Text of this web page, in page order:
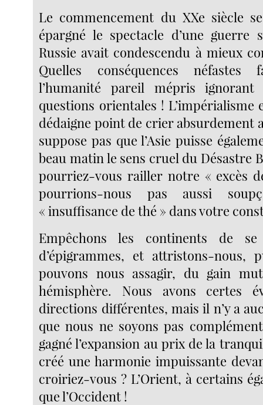
Le commencement du XXe siècle
épargné le spectacle d’une guerre
Russie avait condescendu à mieux
Quelles conséquences
l’humanité pareil mépris ignorant
questions orientales ! L’impérialisme
dédaigne point de crier absurdement
suppose pas que l’Asie puisse
beau matin le sens cruel du Désastre
pourriez-vous railler notre « excès
pourrions-nous pas aussi
« insuffisance de thé » dans votre
Empêchons les continents de
d’épigrammes, et attristons-nous,
pouvons nous assagir, du gain
hémisphère. Nous avons certes
directions différentes, mais il n’y a
que nous ne soyons pas
gagné l’expansion au prix de la
créé une harmonie impuissante
croiriez-vous ? L’Orient, à certains
que l’Occident !